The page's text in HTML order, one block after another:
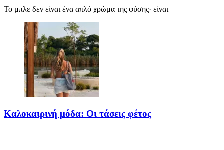
Το μπλε δεν είναι ένα απλό χρώμα της φύσης· είναι
Καλοκαιρινή μόδα: Οι τάσεις φέτος